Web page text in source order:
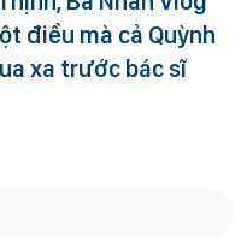
điều mà cả Quỳnh
xa trước bác sĩ